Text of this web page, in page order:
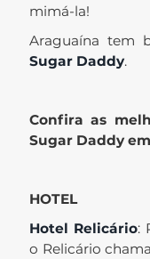
mimá-la!
Araguaína tem
Sugar Daddy.
Confira as
Sugar Daddy
HOTEL
Hotel Relicário:
o Relicário